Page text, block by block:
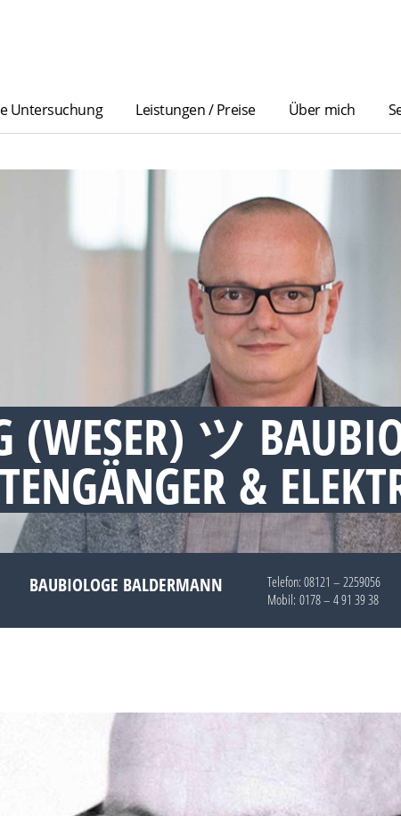
Untersuchung Leistungen / Preise Über mich
(WESER) ツ
&
BAUBIOLOGE BALDERMANN Telefon: 08121 – 2259056
Mobil: 0178 – 4 91 39 38